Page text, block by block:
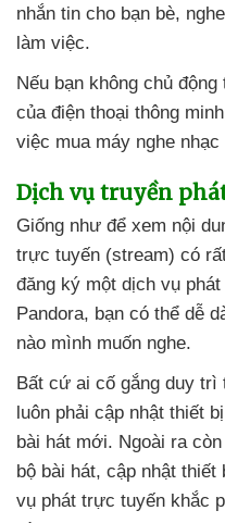
nhắn tin cho bạn bè,
làm việc.
Nếu bạn không chủ
của điện thoại thông minh
việc mua máy nghe nhạc
Dịch vụ truyền
Giống như để xem nội
trực tuyến (stream) có
đăng ký một dịch vụ
Pandora, bạn có thể dễ
nào mình muốn nghe.
Bất cứ ai cố gắng duy trì
luôn phải cập nhật thiết bị
bài hát mới. Ngoài ra
bộ bài hát, cập nhật thiết
vụ phát trực tuyến khắc